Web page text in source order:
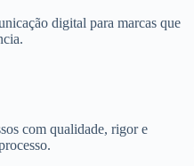
digital para marcas que
com qualidade, rigor e